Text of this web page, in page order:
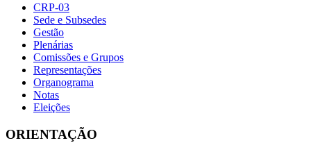
CRP-03
Sede e Subsedes
Gestão
Plenárias
Comissões e Grupos
Representações
Organograma
Notas
Eleições
ORIENTAÇÃO